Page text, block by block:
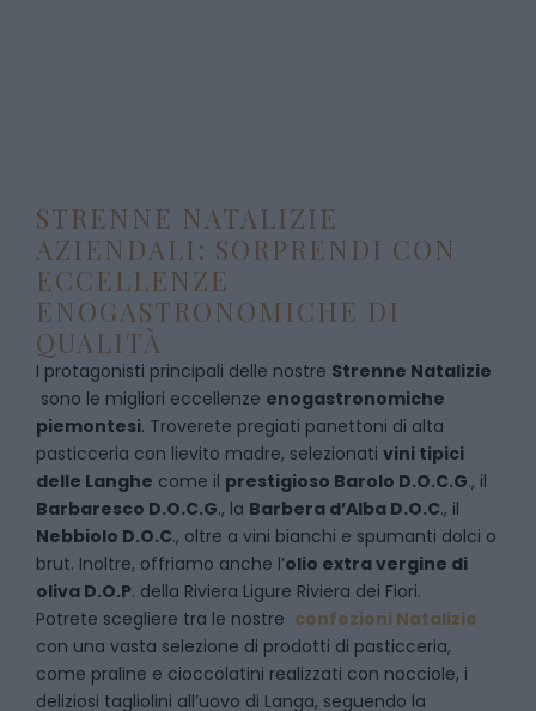
STRENNE NATALIZIE
AZIENDALI: SORPRENDI CON
ECCELLENZE
ENOGASTRONOMICHE DI
QUALITÀ
I protagonisti principali delle nostre Strenne Natalizie
sono le migliori eccellenze enogastronomiche
piemontesi. Troverete pregiati panettoni di alta
pasticceria con lievito madre, selezionati vini tipici
delle Langhe come il prestigioso Barolo D.O.C.G., il
Barbaresco D.O.C.G., la Barbera d’Alba D.O.C., il
Nebbiolo D.O.C., oltre a vini bianchi e spumanti dolci o
brut. Inoltre, offriamo anche l’olio extra vergine di
oliva D.O.P. della Riviera Ligure Riviera dei Fiori.
Potrete scegliere tra le nostre confezioni Natalizie
con una vasta selezione di prodotti di pasticceria,
come praline e cioccolatini realizzati con nocciole, i
deliziosi tagliolini all’uovo di Langa, seguendo la